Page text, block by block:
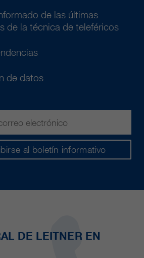
al boletín informativo
de las últimas
de la técnica de teleféricos
de datos
DE LEITNER EN